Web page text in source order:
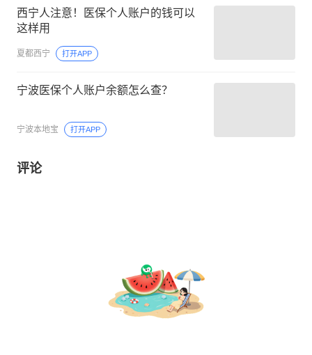
西宁人注意！医保个人账户的钱可以
这样用
夏都西宁 打开APP
宁波医保个人账户余额怎么查？
宁波本地宝 打开APP
评论